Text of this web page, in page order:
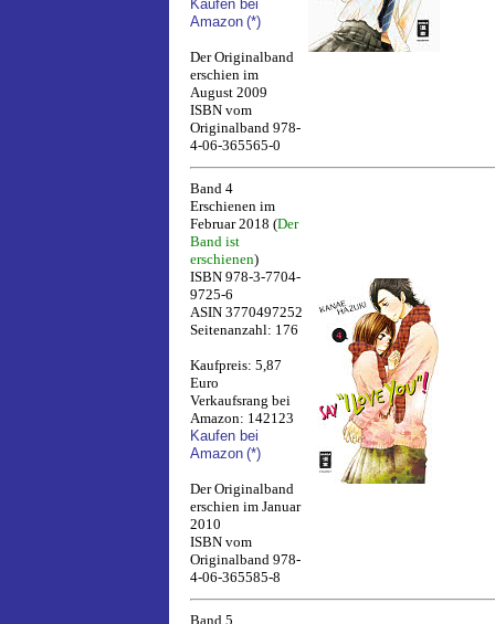
Kaufen bei
Amazon (*)
Der Originalband
erschien im
August 2009
ISBN vom
Originalband 978-
4-06-365565-0
Band 4
Erschienen im
Februar 2018 (Der
Band ist
erschienen)
ISBN 978-3-7704-
9725-6
ASIN 3770497252
Seitenanzahl: 176
Kaufpreis: 5,87
Euro
Verkaufsrang bei
Amazon: 142123
Kaufen bei
Amazon (*)
Der Originalband
erschien im Januar
2010
ISBN vom
Originalband 978-
4-06-365585-8
Band 5